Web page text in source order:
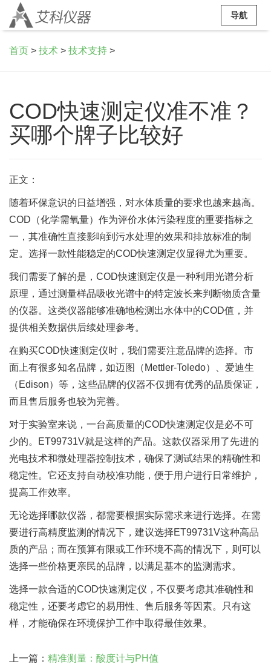
导航
首页 > 技术 > 技术支持 >
COD快速测定仪准不准？
买哪个牌子比较好
正文：
随着环保意识的日益增强，对水体质量的要求也越来越高。
COD（化学需氧量）作为评价水体污染程度的重要指标之
一，其准确性直接影响到污水处理的效果和排放标准的制
定。选择一款性能稳定的COD快速测定仪显得尤为重要。
我们需要了解的是，COD快速测定仪是一种利用光谱分析
原理，通过测量样品吸收光谱中的特定波长来判断物质含量
的仪器。这类仪器能够准确地检测出水体中的COD值，并
提供相关数据供后续处理参考。
在购买COD快速测定仪时，我们需要注意品牌的选择。市
面上有很多知名品牌，如迈图（Mettler-Toledo）、爱迪生
（Edison）等，这些品牌的仪器不仅拥有优秀的品质保证，
而且售后服务也较为完善。
对于实验室来说，一台高质量的COD快速测定仪是必不可
少的。ET99731V就是这样的产品。这款仪器采用了先进的
光电技术和微处理器控制技术，确保了测试结果的精确性和
稳定性。它还支持自动校准功能，便于用户进行日常维护，
提高工作效率。
无论选择哪款仪器，都需要根据实际需求来进行选择。在需
要进行高精度监测的情况下，建议选择ET99731V这种高品
质的产品；而在预算有限或工作环境不高的情况下，则可以
选择一些价格更亲民的品牌，以满足基本的监测需求。
选择一款合适的COD快速测定仪，不仅要考虑其准确性和
稳定性，还要考虑它的易用性、售后服务等因素。只有这
样，才能确保在环境保护工作中取得最佳效果。
上一篇： 精准测量：酸度计与PH值